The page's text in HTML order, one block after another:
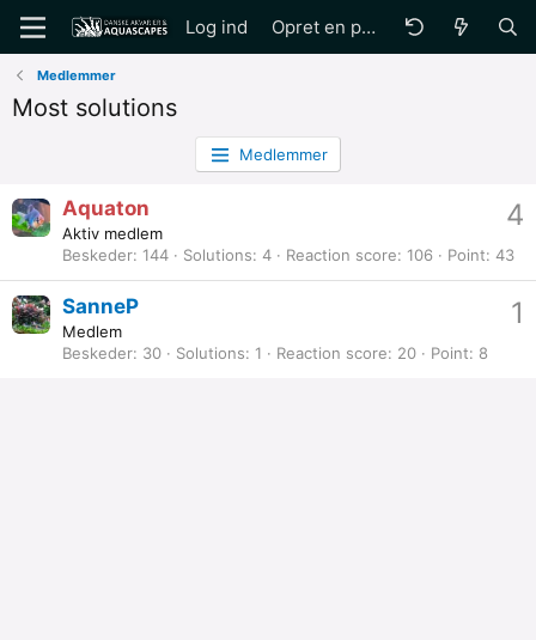
Log ind Opret en profil
Medlemmer
Most solutions
Medlemmer
4
Aquaton
Aktiv medlem
Beskeder 144 Solutions 4 Reaction score 106 Point 43
1
SanneP
Medlem
Beskeder 30 Solutions 1 Reaction score 20 Point 8